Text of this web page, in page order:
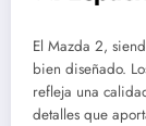
El Mazda 2,
bien diseñado.
refleja una
detalles que